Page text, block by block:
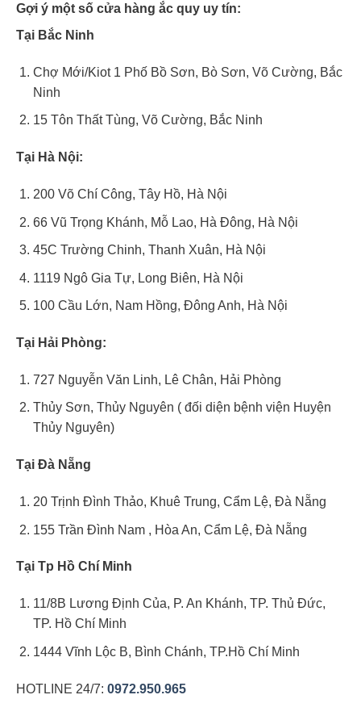
Gợi ý một số cửa hàng ắc quy uy tín:
Tại Bắc Ninh
Chợ Mới/Kiot 1 Phố Bồ Sơn, Bò Sơn, Võ Cường, Bắc
Ninh
15 Tôn Thất Tùng, Võ Cường, Bắc Ninh
Tại Hà Nội:
200 Võ Chí Công, Tây Hồ, Hà Nội
66 Vũ Trọng Khánh, Mỗ Lao, Hà Đông, Hà Nội
45C Trường Chinh, Thanh Xuân, Hà Nội
1119 Ngô Gia Tự, Long Biên, Hà Nội
100 Cầu Lớn, Nam Hồng, Đông Anh, Hà Nội
Tại Hải Phòng:
727 Nguyễn Văn Linh, Lê Chân, Hải Phòng
Thủy Sơn, Thủy Nguyên ( đối diện bệnh viện Huyện
Thủy Nguyên)
Tại Đà Nẵng
20 Trịnh Đình Thảo, Khuê Trung, Cẩm Lệ, Đà Nẵng
155 Trần Đình Nam , Hòa An, Cẩm Lệ, Đà Nẵng
Tại Tp Hồ Chí Minh
11/8B Lương Định Của, P. An Khánh, TP. Thủ Đức,
TP. Hồ Chí Minh
1444 Vĩnh Lộc B, Bình Chánh, TP.Hồ Chí Minh
HOTLINE 24/7: 0972.950.965